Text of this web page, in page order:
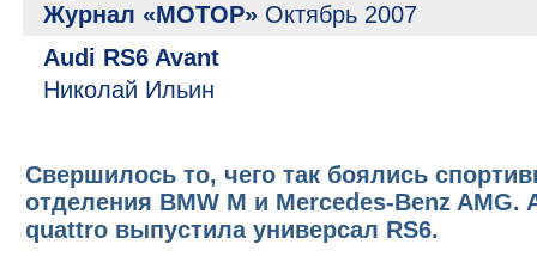
Журнал «МОТОР» Октябрь 2007
Audi RS6 Avant
Николай Ильин
Свершилось то, чего так боялись
отделения BMW M и Mercedes-Benz AMG.
quattro выпустила универсал RS6.